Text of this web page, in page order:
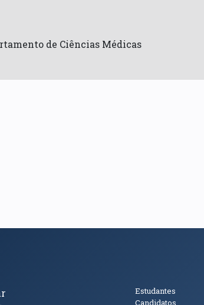
de Ciências Médicas
Principais Públicos
Estudantes
Candidatos